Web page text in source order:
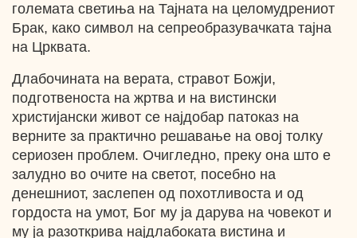
големата светиња на Тајната на целомудрениот
Брак, како символ на сепреобразувачката тајна
на Црквата.
Длабочината на верата, стравот Божји,
подготвеноста на жртва и на вистински
христијански живот се најдобар патоказ на
верните за практично решавање на овој толку
сериозен проблем. Очигледно, преку она што е
залудно во очите на светот, посебно на
денешниот, заслепен од похотливоста и од
гордоста на умот, Бог му ја дарува на човекот и
му ја разоткрива најдлабоката вистина и